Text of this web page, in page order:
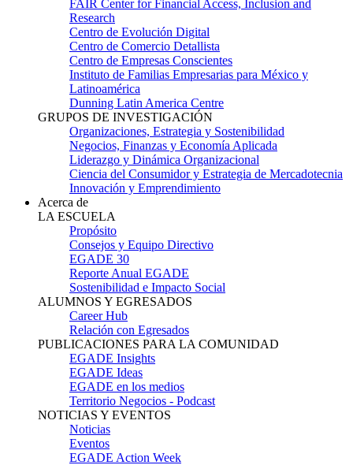
FAIR Center for Financial Access, Inclusion and
Research
Centro de Evolución Digital
Centro de Comercio Detallista
Centro de Empresas Conscientes
Instituto de Familias Empresarias para México y
Latinoamérica
Dunning Latin America Centre
GRUPOS DE INVESTIGACIÓN
Organizaciones, Estrategia y Sostenibilidad
Negocios, Finanzas y Economía Aplicada
Liderazgo y Dinámica Organizacional
Ciencia del Consumidor y Estrategia de Mercadotecnia
Innovación y Emprendimiento
Acerca de
LA ESCUELA
Propósito
Consejos y Equipo Directivo
EGADE 30
Reporte Anual EGADE
Sostenibilidad e Impacto Social
ALUMNOS Y EGRESADOS
Career Hub
Relación con Egresados
PUBLICACIONES PARA LA COMUNIDAD
EGADE Insights
EGADE Ideas
EGADE en los medios
Territorio Negocios - Podcast
NOTICIAS Y EVENTOS
Noticias
Eventos
EGADE Action Week